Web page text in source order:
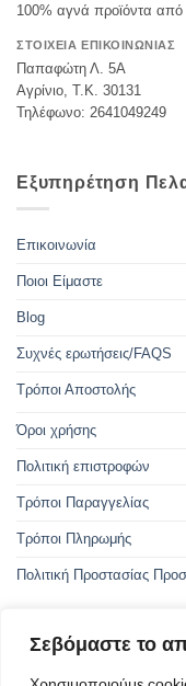
Σεβόμαστε το
100% αγνά προϊόντα από
ΣΤΟΙΧΕΙΑ ΕΠΙΚΟΙΝΩΝΙΑΣ
Παπαφώτη Λ. 5Α
Αγρίνιο, Τ.Κ. 30131
Τηλέφωνο: 2641049249
Εξυπηρέτηση
Επικοινωνία
Ποιοι Είμαστε
Blog
Συχνές ερωτήσεις/FAQS
Τρόποι Αποστολής
Όροι χρήσης
Πολιτική επιστροφών
Τρόποι Παραγγελίας
Τρόποι Πληρωμής
Πολιτική Προστασίας
Με την